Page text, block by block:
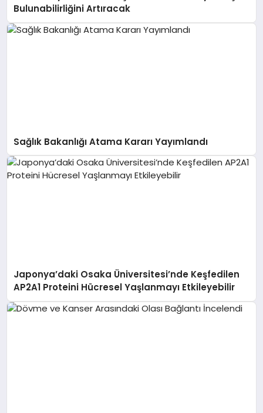
Bulunabilirliğini Artıracak
Sağlık Bakanlığı Atama Kararı Yayımlandı
Japonya’daki Osaka Üniversitesi’nde Keşfedilen
AP2A1 Proteini Hücresel Yaşlanmayı Etkileyebilir